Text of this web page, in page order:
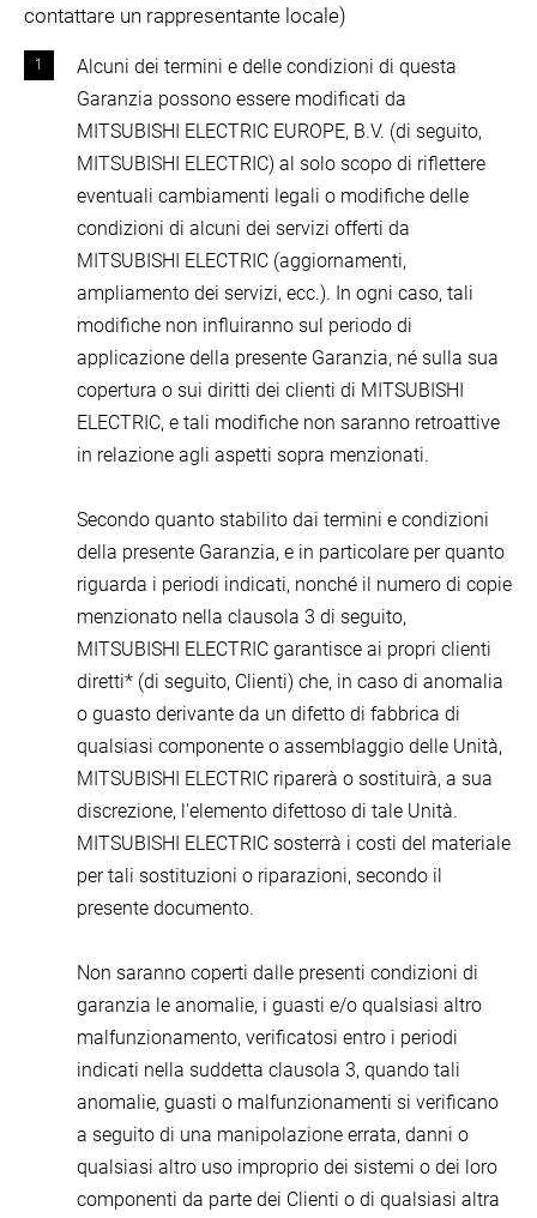
contattare un rappresentante locale)
Alcuni dei termini e delle condizioni di questa
Garanzia possono essere modificati da
MITSUBISHI ELECTRIC EUROPE, B.V. (di seguito,
MITSUBISHI ELECTRIC) al solo scopo di riflettere
eventuali cambiamenti legali o modifiche delle
condizioni di alcuni dei servizi offerti da
MITSUBISHI ELECTRIC (aggiornamenti,
ampliamento dei servizi, ecc.). In ogni caso, tali
modifiche non influiranno sul periodo di
applicazione della presente Garanzia, né sulla sua
copertura o sui diritti dei clienti di MITSUBISHI
ELECTRIC, e tali modifiche non saranno retroattive
in relazione agli aspetti sopra menzionati.
Secondo quanto stabilito dai termini e condizioni
della presente Garanzia, e in particolare per quanto
riguarda i periodi indicati, nonché il numero di copie
menzionato nella clausola 3 di seguito,
MITSUBISHI ELECTRIC garantisce ai propri clienti
diretti* (di seguito, Clienti) che, in caso di anomalia
o guasto derivante da un difetto di fabbrica di
qualsiasi componente o assemblaggio delle Unità,
MITSUBISHI ELECTRIC riparerà o sostituirà, a sua
discrezione, l'elemento difettoso di tale Unità.
MITSUBISHI ELECTRIC sosterrà i costi del materiale
per tali sostituzioni o riparazioni, secondo il
presente documento.
Non saranno coperti dalle presenti condizioni di
garanzia le anomalie, i guasti e/o qualsiasi altro
malfunzionamento, verificatosi entro i periodi
indicati nella suddetta clausola 3, quando tali
anomalie, guasti o malfunzionamenti si verificano
a seguito di una manipolazione errata, danni o
qualsiasi altro uso improprio dei sistemi o dei loro
componenti da parte dei Clienti o di qualsiasi altra